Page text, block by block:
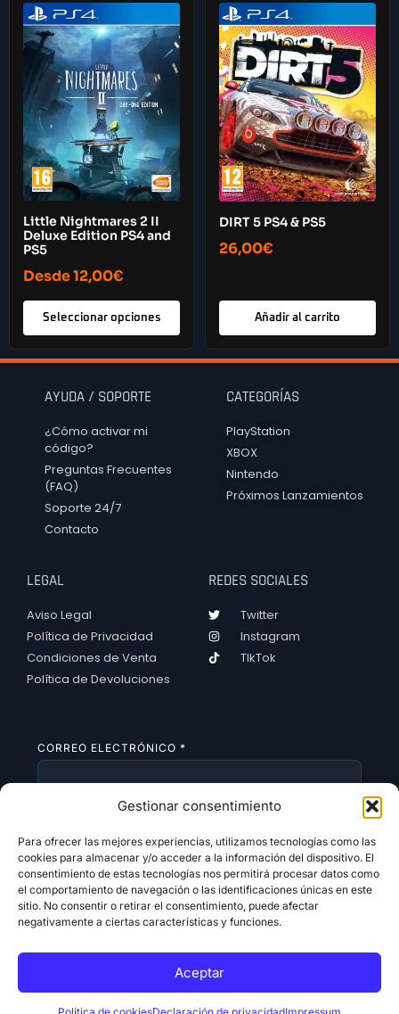
Gestionar consentimiento
Para ofrecer las mejores experiencias, utilizamos tecnologías como las
cookies para almacenar y/o acceder a la información del dispositivo. El
consentimiento de estas tecnologías nos permitirá procesar datos como
el comportamiento de navegación o las identificaciones únicas en este
sitio. No consentir o retirar el consentimiento, puede afectar
negativamente a ciertas características y funciones.
Aceptar
Little Nightmares 2 II
Deluxe Edition PS4 and
PS5
Desde12,00€
Seleccionar opciones
DIRT 5 PS4 & PS5
26,00€
Añadir al carrito
AYUDA / SOPORTE
¿Cómo activar mi
código?
Preguntas Frecuentes
(FAQ)
Soporte 24/7
Contacto
CATEGORÍAS
PlayStation
XBOX
Nintendo
Próximos Lanzamientos
LEGAL
Aviso Legal
Política de Privacidad
Condiciones de Venta
Política de Devoluciones
REDES SOCIALES
Twitter
Instagram
TIkTok
CORREO ELECTRÓNICO *
Copyright 2026 © All rights Reserved. Design by